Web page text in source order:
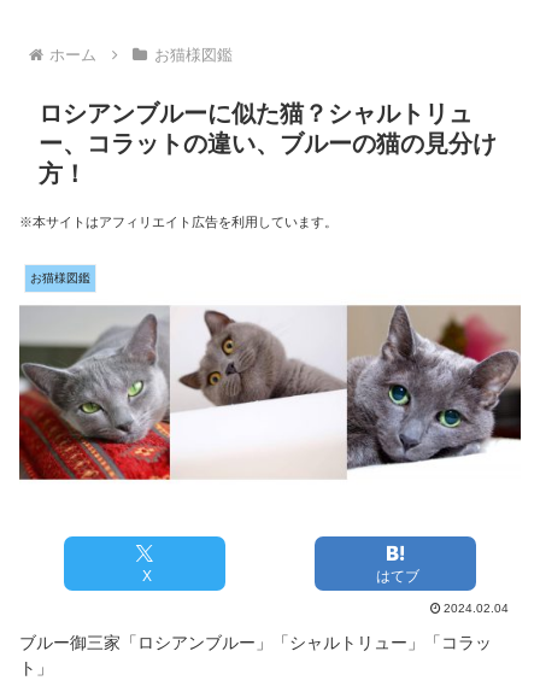
ホーム お猫様図鑑
ロシアンブルーに似た猫？シャルトリュ
ー、コラットの違い、ブルーの猫の見分け
方！
※本サイトはアフィリエイト広告を利用しています。
お猫様図鑑
X はてブ
2024.02.04
ブルー御三家「ロシアンブルー」「シャルトリュー」「コラッ
ト」